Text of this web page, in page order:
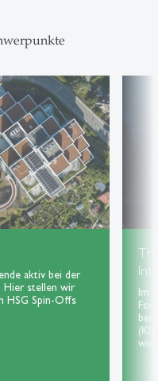
aktiv bei der
Hier stellen wir
HSG Spin-Offs
Im
bei
(KI)
wie